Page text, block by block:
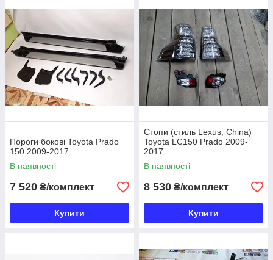
Пороги бокові Toyota Prado
150 2009-2017
В наявності
7 520 ₴/комплект
Купити
Стопи (стиль Lexus, China)
Toyota LC150 Prado 2009-
2017
В наявності
8 530 ₴/комплект
Купити